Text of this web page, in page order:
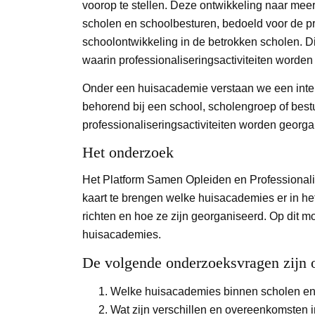
voorop te stellen. Deze ontwikkeling naar
scholen en schoolbesturen, bedoeld voor de
schoolontwikkeling in de betrokken scholen.
waarin professionaliseringsactiviteiten
Onder een huisacademie verstaan we een
behorend bij een school, scholengroep of
professionaliseringsactiviteiten worden
Het onderzoek
Het Platform Samen Opleiden en
kaart te brengen welke huisacademies er in
richten en hoe ze zijn georganiseerd. Op dit
huisacademies.
De volgende onderzoeksvragen zijn
Welke huisacademies binnen scholen
Wat zijn verschillen en overeenkomsten